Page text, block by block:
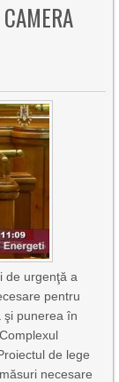
de urgenţă a
pentru
şi punerea în
de lege
necesare